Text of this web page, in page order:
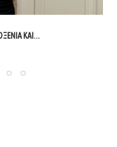
ΚΑΙ...